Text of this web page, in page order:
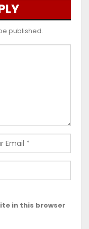
published.
in this browser